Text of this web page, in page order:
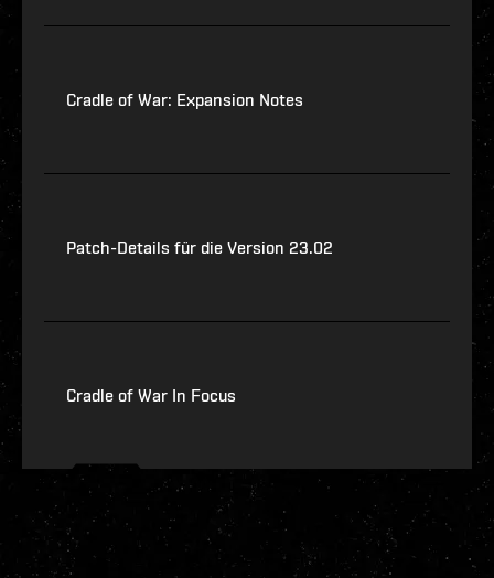
Cradle of War: Expansion Notes
Patch-Details für die Version 23.02
Cradle of War In Focus